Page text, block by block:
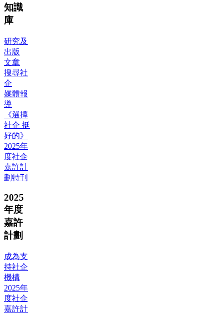
知識
庫
研究及
出版
文章
搜尋社
企
媒體報
導
《選擇
社企 挺
好的》
2025年
度社企
嘉許計
劃特刊
2025
年度
嘉許
計劃
成為支
持社企
機構
2025年
度社企
嘉許計